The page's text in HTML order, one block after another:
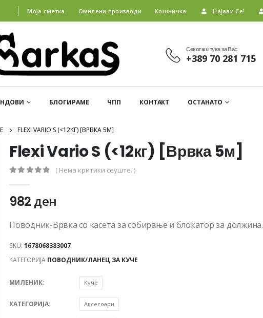
Моја сметка Омилени производи Кошничка Најави Се!
Секогаш тука за Вас
+389 70 281 715
БЛОГИРАМЕ ЧПП КОНТАКТ ОСТАНАТО
FLEXI VARIO S (<12КГ) [ВРВКА 5М]
Flexi Vario S (<12кг) [Врвка 5м]
( Нема критики сеуште. )
982 ден
Поводник-Врвка со касета за собирање и блокатор за должина.
SKU: 1678068383007
КАТЕГОРИЈА ПОВОДНИК/ЛАНЕЦ ЗА КУЧЕ
МИЛЕНИК Куче
КАТЕГОРИЈА Аксесоари